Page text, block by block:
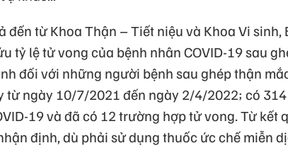
đến từ Khoa Thận – Tiết niệu và Khoa Vi sinh,
tỷ lệ tử vong của bệnh nhân COVID-19 sau
đối với những người bệnh sau ghép thận
từ ngày 10/7/2021 đến ngày 2/4/2022; có
19 và đã có 12 trường hợp tử vong. Từ kết
định, dù phải sử dụng thuốc ức chế miễn